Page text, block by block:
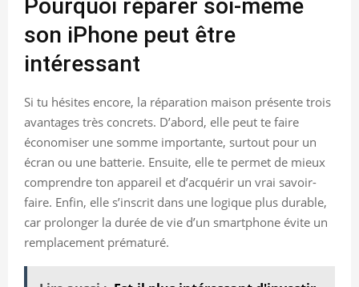
Pourquoi réparer soi-même
son iPhone peut être
intéressant
Si tu hésites encore, la réparation maison présente trois
avantages très concrets. D’abord, elle peut te faire
économiser une somme importante, surtout pour un
écran ou une batterie. Ensuite, elle te permet de mieux
comprendre ton appareil et d’acquérir un vrai savoir-
faire. Enfin, elle s’inscrit dans une logique plus durable,
car prolonger la durée de vie d’un smartphone évite un
remplacement prématuré.